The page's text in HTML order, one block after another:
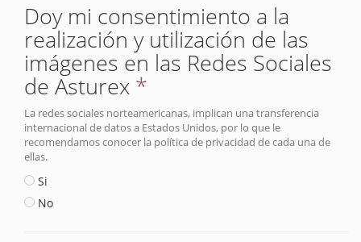
Doy mi consentimiento a la
realización y utilización de las
imágenes en las Redes Sociales
de Asturex *
La redes sociales norteamericanas, implican una transferencia
internacional de datos a Estados Unidos, por lo que le
recomendamos conocer la política de privacidad de cada una de
ellas.
Si
No